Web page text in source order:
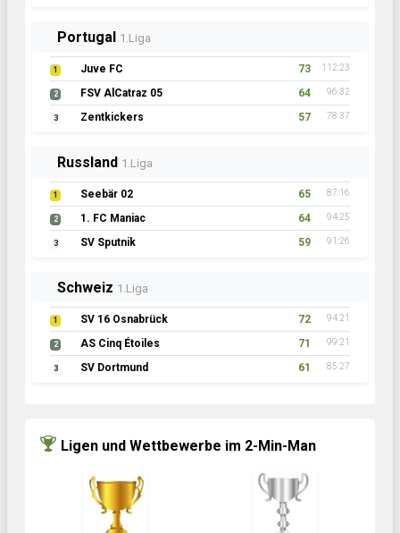
Portugal 1.Liga
1 Juve FC 73 112:23
2 FSV AlCatraz 05 64 96:32
3 Zentkickers 57 78:37
Russland 1.Liga
1 Seebär 02 65 87:16
2 1. FC Maniac 64 94:25
3 SV Sputnik 59 91:26
Schweiz 1.Liga
1 SV 16 Osnabrück 72 94:21
2 AS Cinq Étoiles 71 99:21
3 SV Dortmund 61 85:27
Ligen und Wettbewerbe im 2-Min-Man